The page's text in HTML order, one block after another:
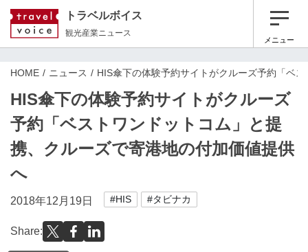
トラベルボイス
観光産業ニュース
メニュー
HOME ニュース HIS傘下の体験予約サイトがクルーズ予約「ベ
HIS傘下の体験予約サイトがクルーズ
予約「ベストワンドットコム」と提
携、クルーズで寄港地の付加価値提供
へ
2018年12月19日 #HIS #タビナカ
Share: